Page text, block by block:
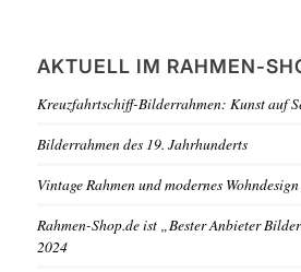
AKTUELL IM RAHMEN-
Kreuzfahrtschiff-Bilderrahmen: Kunst auf
Bilderrahmen des 19. Jahrhunderts
Vintage Rahmen und modernes Wohndesign
Rahmen-Shop.de ist „Bester Anbieter
2024